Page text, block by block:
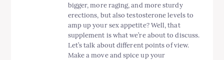
bigger, more raging, and more sturdy
erections, but also testosterone levels to
amp up your sex appetite? Well, that
supplement is what we’re about to discuss.
Let’s talk about different points of view.
Make a move and spice up your